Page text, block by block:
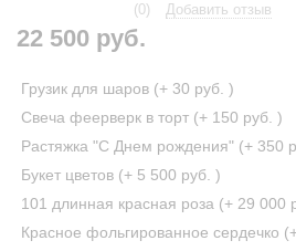
(0) Добавить отзыв
22 500 руб.
Грузик для шаров (+ 30 руб. )
Свеча феерверк в торт (+ 150 руб. )
Растяжка "С Днем рождения" (+ 350
Букет цветов (+ 5 500 руб. )
101 длинная красная роза (+ 29 000
Красное фольгированное сердечко